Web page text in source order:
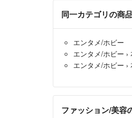
同一カテゴリの商
エンタメ/ホビー
エンタメ/ホビー ›
エンタメ/ホビー ›
ファッション/美容